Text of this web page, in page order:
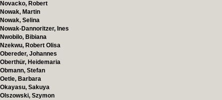
Novacko, Robert
Nowak, Martin
Nowak, Selina
Nowak-Dannoritzer, Ines
Nwobilo, Bibiana
Nzekwu, Robert Olisa
Obereder, Johannes
Oberthür, Heidemaria
Obmann, Stefan
Oetle, Barbara
Okayasu, Sakuya
Olszowski, Szymon